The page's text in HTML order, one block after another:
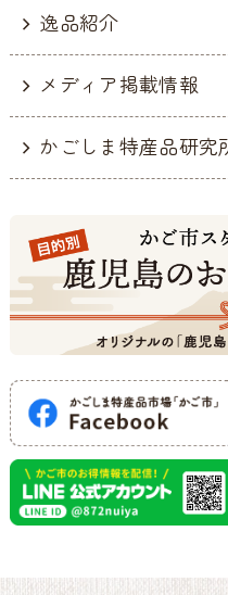
逸品紹介
メディア掲載情報
かごしま特産品研究